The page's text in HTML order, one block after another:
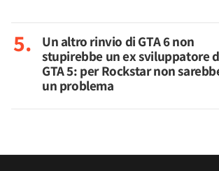
Un altro rinvio di GTA 6 non
stupirebbe un ex sviluppatore
GTA 5: per Rockstar non
un problema